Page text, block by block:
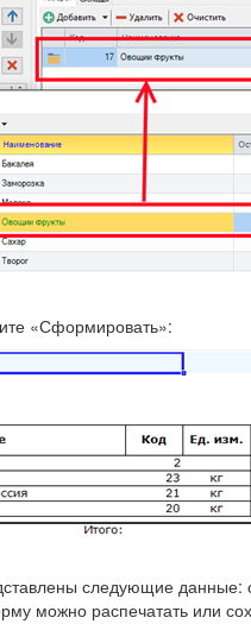
«Сформировать»:
следующие
можно распечатать или